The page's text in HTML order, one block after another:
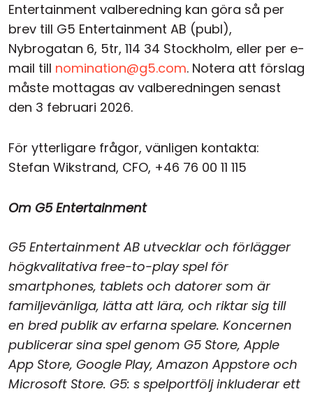
Entertainment valberedning kan göra så per
brev till G5 Entertainment AB (publ),
Nybrogatan 6, 5tr, 114 34 Stockholm, eller per e-
mail till nomination@g5.com. Notera att förslag
måste mottagas av valberedningen senast
den 3 februari 2026.
För ytterligare frågor, vänligen kontakta:
Stefan Wikstrand, CFO, +46 76 00 11 115
Om G5 Entertainment
G5 Entertainment AB utvecklar och förlägger
högkvalitativa free-to-play spel för
smartphones, tablets och datorer som är
familjevänliga, lätta att lära, och riktar sig till
en bred publik av erfarna spelare. Koncernen
publicerar sina spel genom G5 Store, Apple
App Store, Google Play, Amazon Appstore och
Microsoft Store. G5: s spelportfölj inkluderar ett